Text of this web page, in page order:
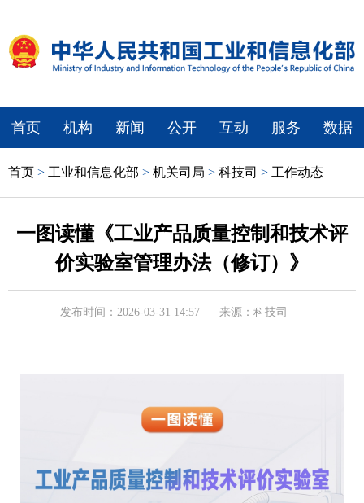
首页 机构 新闻 公开 互动 服务 数据
首页 > 工业和信息化部 > 机关司局 > 科技司 > 工作动态
一图读懂《工业产品质量控制和技术评
价实验室管理办法（修订）》
发布时间：2026-03-31 14:57 来源：科技司